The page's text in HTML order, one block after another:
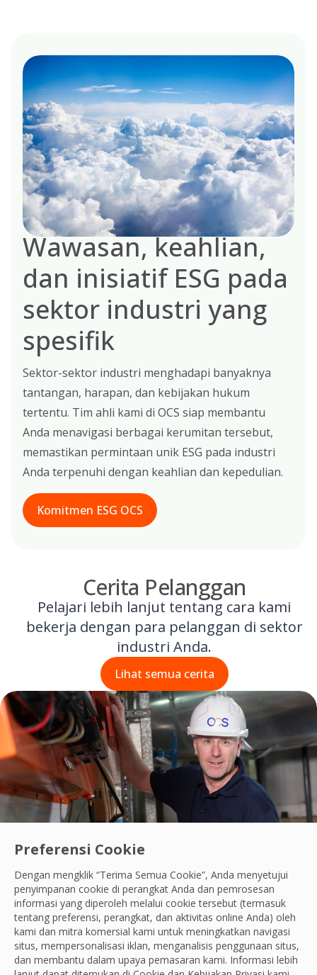
Preferensi Cookie
Dengan mengklik “Terima Semua Cookie”, Anda menyetujui
penyimpanan cookie di perangkat Anda dan pemrosesan
informasi yang diperoleh melalui cookie tersebut (termasuk
tentang preferensi, perangkat, dan aktivitas online Anda) oleh
kami dan mitra komersial kami untuk meningkatkan navigasi
situs, mempersonalisasi iklan, menganalisis penggunaan situs,
dan membantu dalam upaya pemasaran kami. Informasi lebih
Wawasan, keahlian,
dan inisiatif ESG pada
sektor industri yang
spesifik
Sektor-sektor industri menghadapi banyaknya
tantangan, harapan, dan kebijakan hukum
tertentu. Tim ahli kami di OCS siap membantu
Anda menavigasi berbagai kerumitan tersebut,
memastikan permintaan unik ESG pada industri
Anda terpenuhi dengan keahlian dan kepedulian.
Komitmen ESG OCS
Cerita Pelanggan
Pelajari lebih lanjut tentang cara kami
bekerja dengan para pelanggan di sektor
industri Anda.
Lihat semua cerita
Memberikan solusi TFM yang efisien namun tetap
hemat biaya
Read their story